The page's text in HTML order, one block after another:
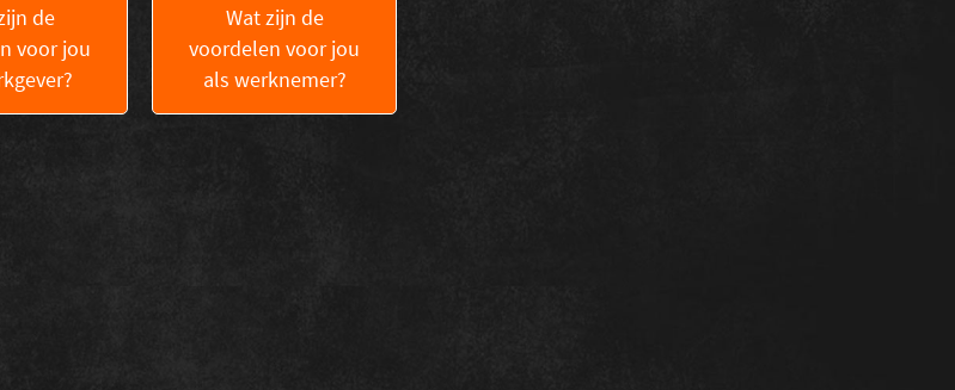
de
voor jou
Wat zijn de
voordelen voor jou
als werknemer?